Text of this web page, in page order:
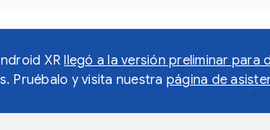
XRllegó a la versión preliminar para
Pruébalo y visita nuestra página de